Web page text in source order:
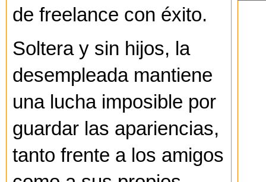
de freelance con éxito.
Soltera y sin hijos, la
desempleada mantiene
una lucha imposible por
guardar las apariencias,
tanto frente a los amigos